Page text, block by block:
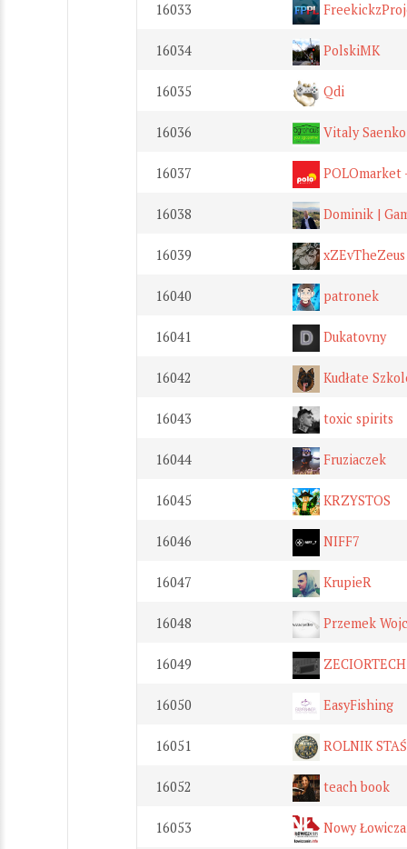
16033
16034 PolskiMK
16035 Qdi
16036 Vitaly Saenko
16037 POLOmarket
16038 Dominik |
16039 xZEvTheZeus
16040 patronek
16041 Dukatovny
16042 Kudłate
16043 toxic spirits
16044 Fruziaczek
16045 KRZYSTOS
16046 NIFF7
16047 KrupieR
16048 Przemek
16049 ZECIORTECH
16050 EasyFishing
16051 ROLNIK STAŚ
16052 teach book
16053 Nowy